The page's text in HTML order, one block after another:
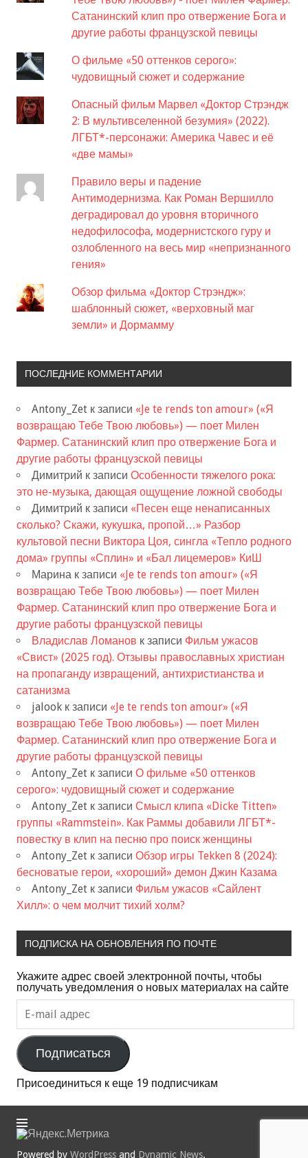
Сатанинский клип про отвержение Бога и
другие работы французской певицы
О фильме «50 оттенков серого»:
чудовищный сюжет и содержание
Опасный фильм Марвел «Доктор Стрэндж
2: В мультивселенной безумия» (2022).
ЛГБТ*-персонажи: Америка Чавес и её
«две мамы»
Правило веры и падение
Антимодернизма. Как Роман Вершилло
деградировал до уровня вторичного
недофилософа, модернистского гуру и
озлобленного на весь мир «непризнанного
гения»
Обзор фильма «Доктор Стрэндж»:
шаблонный сюжет, «верховный маг
земли» и Дормамму
ПОСЛЕДНИЕ КОММЕНТАРИИ
Antony_Zet к записи «Je te rends ton amour» («Я
возвращаю Тебе Твою любовь») — поет Милен
Фармер. Сатанинский клип про отвержение Бога и
другие работы французской певицы
Димитрий к записи Особенности тяжелого рока:
это не-музыка, дающая ощущение ложной свободы
Димитрий к записи «Песен еще ненаписанных
сколько? Скажи, кукушка, пропой…» Разбор
культовой песни Виктора Цоя, сингла «Тепло родного
дома» группы «Сплин» и «Бал лицемеров» КиШ
Марина к записи «Je te rends ton amour» («Я
возвращаю Тебе Твою любовь») — поет Милен
Фармер. Сатанинский клип про отвержение Бога и
другие работы французской певицы
Владислав Ломанов к записи Фильм ужасов
«Свист» (2025 год). Отзывы православных христиан
на пропаганду извращений, антихристианства и
сатанизма
jalook к записи «Je te rends ton amour» («Я
возвращаю Тебе Твою любовь») — поет Милен
Фармер. Сатанинский клип про отвержение Бога и
другие работы французской певицы
Antony_Zet к записи О фильме «50 оттенков
серого»: чудовищный сюжет и содержание
Antony_Zet к записи Смысл клипа «Dicke Titten»
группы «Rammstein». Как Раммы добавили ЛГБТ*-
повестку в клип на песню про поиск женщины
Antony_Zet к записи Обзор игры Tekken 8 (2024):
бесноватые герои, «хороший» демон Джин Казама
Antony_Zet к записи Фильм ужасов «Сайлент
Хилл»: о чем молчит тихий холм?
ПОДПИСКА НА ОБНОВЛЕНИЯ ПО ПОЧТЕ
Укажите адрес своей электронной почты, чтобы
получать уведомления о новых материалах на сайте
E-
mail
адрес
Подписаться
Присоединиться к еще 19 подписчикам
Powered by WordPress and Dynamic News.